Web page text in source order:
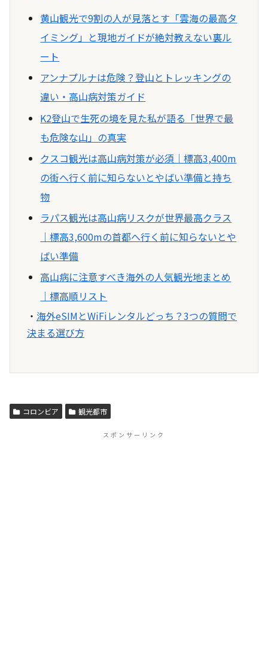
黄山観光で9割の人が見落とす「雲海の最高タ
イミング」と現地ガイドが絶対教えない裏ル
ート
アンナプルナは危険？登山とトレッキングの
違い・高山病対策ガイド
K2登山で生死の境を見た私が語る「世界で最
も危険な山」の真実
クスコ観光は高山病対策が必須｜標高3,400m
の街へ行く前に知らないとやばい準備と持ち
物
ラパス観光は高山病リスクが世界最高クラス
｜標高3,600mの首都へ行く前に知らないとや
ばい準備
高山病に注意すべき海外の人気観光地まとめ
｜標高順リスト
・ 海外eSIMとWiFiレンタルどっち？3つの質問で
決まる選び方
コロンビア 観光都市
スポンサーリンク